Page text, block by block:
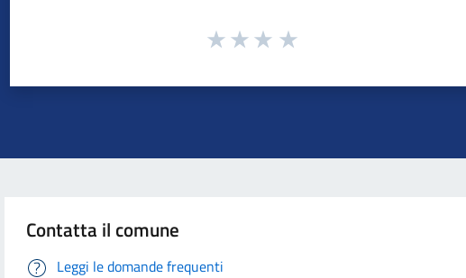
Contatta il comune
Leggi le domande frequenti